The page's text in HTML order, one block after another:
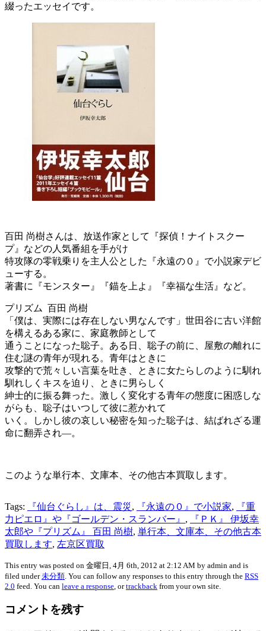
綴ったエッセイです。
百田 尚樹さんは、放送作家として『探偵！ナイトスクー
プ』などの人気番組を手がけ
特攻隊の零戦乗りを主人公とした『永遠の０』で小説家デビ
ューする。
著書に『モンスター』『錨を上よ』『幸福な生活』など。
プリズム 百田 尚樹
「僕は、実際には存在しない男なんです」世田谷に古い洋館
を構えるある家に、家庭教師として
通うことになった聡子。ある日、聡子の前に、屋敷の離れに
住む謎の青年が現れる。青年はときに
攻撃的で荒々しい言葉を吐き、ときに女たらしのように馴れ
馴れしくキスを迫り、ときに男らしく
紳士的に振る舞った。激しく変化する青年の態度に困惑しな
がらも、聡子はいつして彼に惹かれて
いく。しかし彼の哀しい秘密を知った聡子は、結ばれざる運
命に翻弄され―。
このような単行本、文庫本、その他古本買取します。
Tags: 『仙台ぐらし』は、震災, 『永遠の０』で小説家,
『重
力ピエロ』や『ゴールデン・スランバー』 ,
『ＰＫ』 伊坂幸
太郎や『プリズム』 百田 尚樹, 単行本、文庫本、その他古本
買取します, 左京区買取
This entry was posted on 金曜日, 4月 6th, 2012 at 2:12 AM by admin and is
filed under未分類 . You can follow any responses to this entry through the RSS
2.0 feed. You can leave a response , ortrackback from your own site.
コメントを残す